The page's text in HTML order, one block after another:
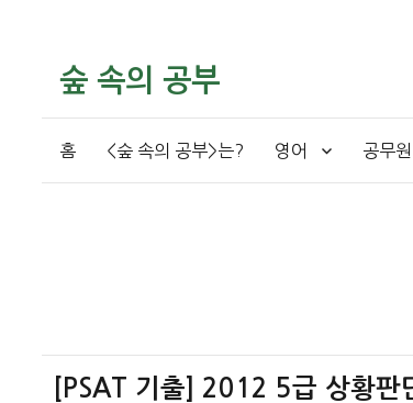
숲 속의 공부
홈 <숲 속의 공부>는? 영어 공무원
[PSAT 기출] 2012 5급 상황판